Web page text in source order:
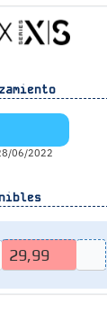
06/2022
29,99